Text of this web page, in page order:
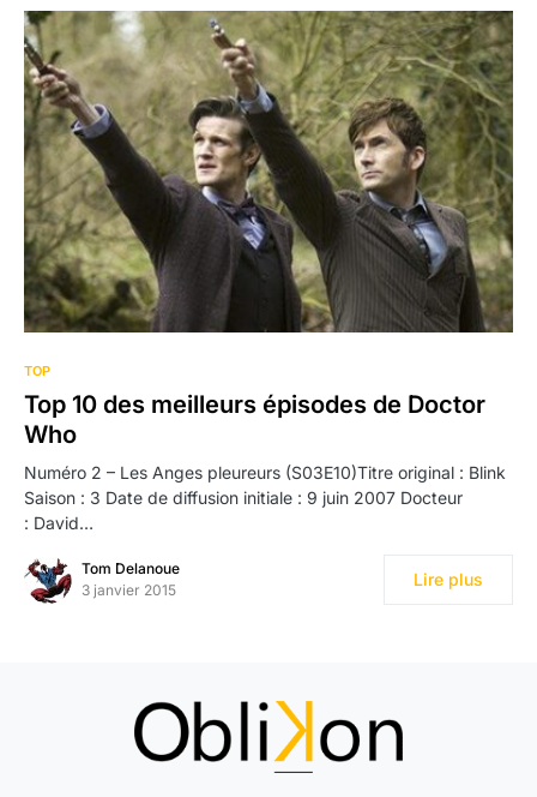
TOP
Top 10 des meilleurs épisodes de Doctor
Who
Numéro 2 – Les Anges pleureurs (S03E10)Titre original : Blink
Saison : 3 Date de diffusion initiale : 9 juin 2007 Docteur
: David…
Tom Delanoue
3 janvier 2015
Lire plus